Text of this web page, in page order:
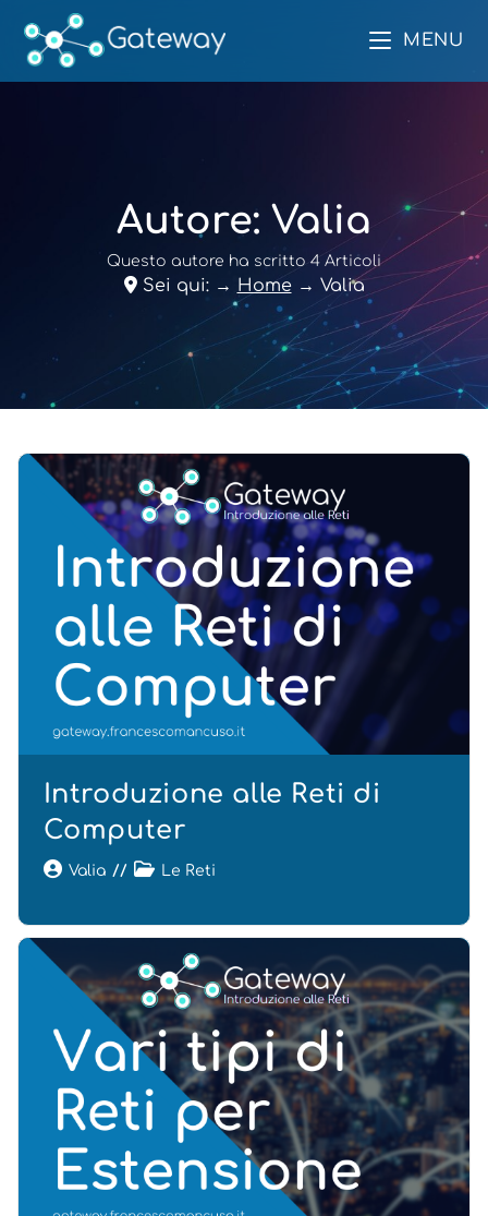
MENU
Autore: Valia
Questo autore ha scritto 4 Articoli
Sei qui: → Home → Valia
Introduzione alle Reti di
Computer
Valia Le Reti